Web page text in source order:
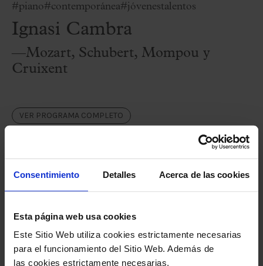
Consentimiento Detalles Acerca de las cookies
Esta página web usa cookies
Este Sitio Web utiliza cookies estrictamente necesarias
para el funcionamiento del Sitio Web. Además de
las cookies estrictamente necesarias,
#piano#contemporánea#jóvenestalentos
Ignasi Cambra
—Mozart, Schubert, Mompou y
Cruixent
VER PROGRAMA COMPLETO
Ficha artística
Ignasi Cambra, piano
Programa